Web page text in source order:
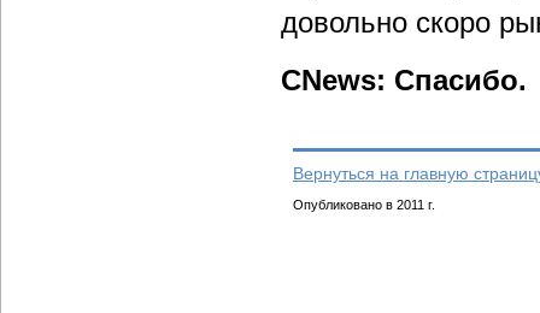
довольно скоро
CNews: Спасибо.
Вернуться на главную
Опубликовано в 2011 г.